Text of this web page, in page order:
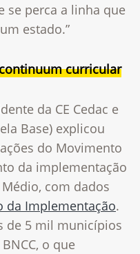
se perca a linha que
estado.”
curricular
da CE Cedac e
Base) explicou
do Movimento
da implementação
com dados
da Implementação.
de 5 mil municípios
o que